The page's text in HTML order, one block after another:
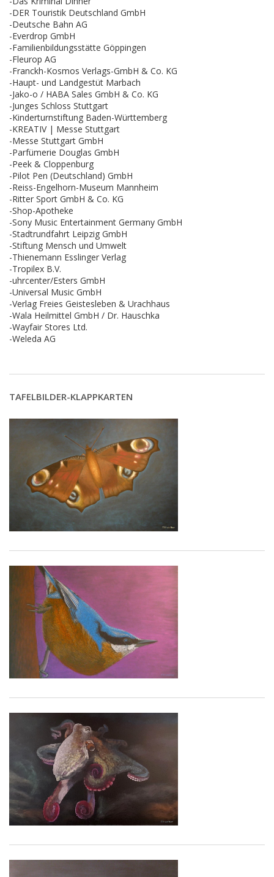
-DER Touristik Deutschland GmbH
-Deutsche Bahn AG
-Everdrop GmbH
-Familienbildungsstätte Göppingen
-Fleurop AG
-Franckh-Kosmos Verlags-GmbH & Co. KG
-Haupt- und Landgestüt Marbach
-Jako-o / HABA Sales GmbH & Co. KG
-Junges Schloss Stuttgart
-Kinderturnstiftung Baden-Württemberg
-KREATIV | Messe Stuttgart
-Messe Stuttgart GmbH
-Parfümerie Douglas GmbH
-Peek & Cloppenburg
-Pilot Pen (Deutschland) GmbH
-Reiss-Engelhorn-Museum Mannheim
-Ritter Sport GmbH & Co. KG
-Shop-Apotheke
-Sony Music Entertainment Germany GmbH
-Stadtrundfahrt Leipzig GmbH
-Stiftung Mensch und Umwelt
-Thienemann Esslinger Verlag
-Tropilex B.V.
-uhrcenter/Esters GmbH
-Universal Music GmbH
-Verlag Freies Geistesleben & Urachhaus
-Wala Heilmittel GmbH / Dr. Hauschka
-Wayfair Stores Ltd.
-Weleda AG
TAFELBILDER-KLAPPKARTEN